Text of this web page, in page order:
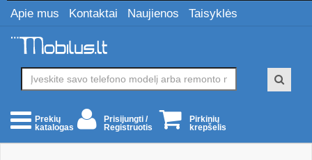
Apie mus Kontaktai Naujienos Taisyklės
Prekių
katalogas
Prisijungti /
Registruotis
Pirkinių
krepšelis